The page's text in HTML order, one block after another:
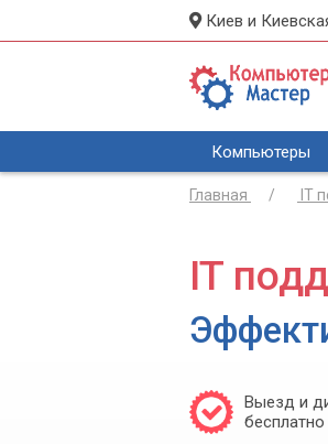
Киев и
Компьютеры
Главная IT
IT
Выезд и
бесплатно